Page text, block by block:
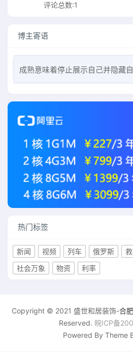
评论总数:1
博主寄语
成熟意味着停止展示自己并隐藏
热门标签
新闻 视频 列车 俄罗斯
社会万象
物资 利率
Copyright © 2021 盛世和居装饰-合
Reserved. 皖ICP备
Powered By Theme